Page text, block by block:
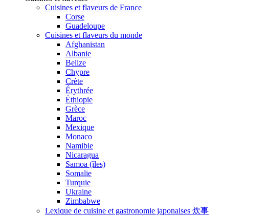
Cuisines et flaveurs de France
Corse
Guadeloupe
Cuisines et flaveurs du monde
Afghanistan
Albanie
Belize
Chypre
Crète
Érythrée
Éthiopie
Grèce
Maroc
Mexique
Monaco
Namibie
Nicaragua
Samoa (îles)
Somalie
Turquie
Ukraine
Zimbabwe
Lexique de cuisine et gastronomie japonaises 炊事